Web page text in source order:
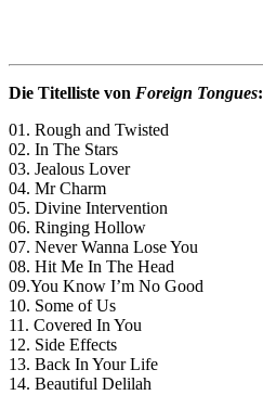
Die Titelliste von Foreign Tongues:
01. Rough and Twisted
02. In The Stars
03. Jealous Lover
04. Mr Charm
05. Divine Intervention
06. Ringing Hollow
07. Never Wanna Lose You
08. Hit Me In The Head
09.You Know I’m No Good
10. Some of Us
11. Covered In You
12. Side Effects
13. Back In Your Life
14. Beautiful Delilah